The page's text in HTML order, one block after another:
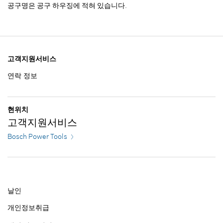
공구명은 공구 하우징에 적혀 있습니다.
고객지원서비스
연락 정보
현위치
고객지원서비스
Bosch Power Tools
날인
개인정보취급